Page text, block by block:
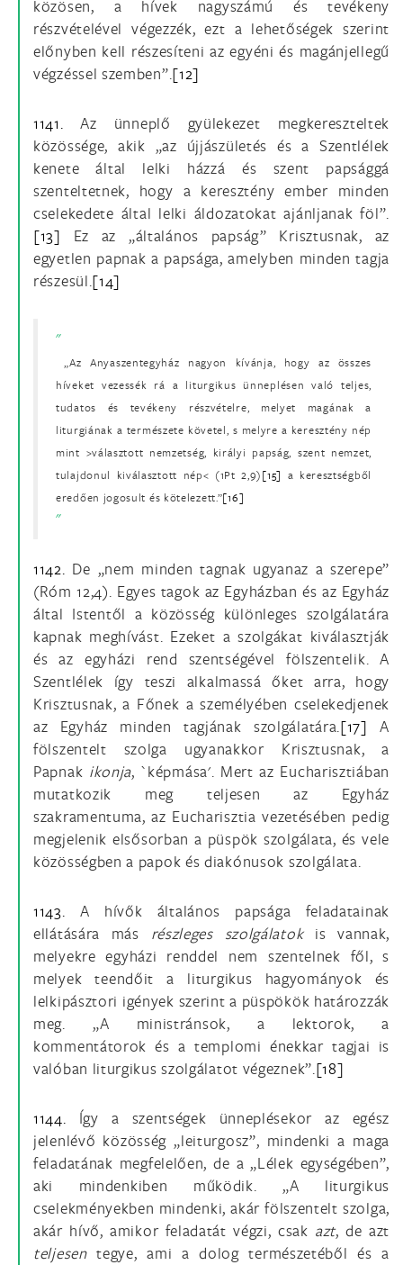
közösen, a hívek nagyszámú és tevékeny
részvételével végezzék, ezt a lehetőségek szerint
előnyben kell részesíteni az egyéni és magánjellegű
végzéssel szemben”.[12]
1141.Az ünneplő gyülekezet megkereszteltek
közössége, akik „az újjászületés és a Szentlélek
kenete által lelki házzá és szent papsággá
szenteltetnek, hogy a keresztény ember minden
cselekedete által lelki áldozatokat ajánljanak föl”.
[13] Ez az „általános papság” Krisztusnak, az
egyetlen papnak a papsága, amelyben minden tagja
részesül.[14]
„Az Anyaszentegyház nagyon kívánja, hogy az összes
híveket vezessék rá a liturgikus ünneplésen való teljes,
tudatos és tevékeny részvételre, melyet magának a
liturgiának a természete követel, s melyre a keresztény nép
mint >választott nemzetség, királyi papság, szent nemzet,
tulajdonul kiválasztott nép< (1Pt 2,9)[15] a keresztségből
eredően jogosult és kötelezett.”[16]
1142. De „nem minden tagnak ugyanaz a szerepe”
(Róm 12,4). Egyes tagok az Egyházban és az Egyház
által Istentől a közösség különleges szolgálatára
kapnak meghívást. Ezeket a szolgákat kiválasztják
és az egyházi rend szentségével fölszentelik. A
Szentlélek így teszi alkalmassá őket arra, hogy
Krisztusnak, a Főnek a személyében cselekedjenek
az Egyház minden tagjának szolgálatára.[17] A
fölszentelt szolga ugyanakkor Krisztusnak, a
Papnak ikonja, `képmása'. Mert az Eucharisztiában
mutatkozik meg teljesen az Egyház
szakramentuma, az Eucharisztia vezetésében pedig
megjelenik elsősorban a püspök szolgálata, és vele
közösségben a papok és diakónusok szolgálata.
1143. A hívők általános papsága feladatainak
ellátására más részleges szolgálatok is vannak,
melyekre egyházi renddel nem szentelnek fől, s
melyek teendőit a liturgikus hagyományok és
lelkipásztori igények szerint a püspökök határozzák
meg. „A ministránsok, a lektorok, a
kommentátorok és a templomi énekkar tagjai is
valóban liturgikus szolgálatot végeznek”.[18]
1144. Így a szentségek ünneplésekor az egész
jelenlévő közösség „leiturgosz”, mindenki a maga
feladatának megfelelően, de a „Lélek egységében”,
aki mindenkiben működik. „A liturgikus
cselekményekben mindenki, akár fölszentelt szolga,
akár hívő, amikor feladatát végzi, csak azt, de azt
teljesentegye, ami a dolog természetéből és a